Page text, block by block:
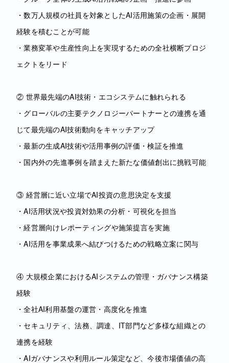
・数万人規模の社員を対象としたAI活用施策の企画・展開
経験を積むことが可能
・業務変革や生産性向上を実現するための全社横断プロジ
ェクトをリード
② 世界最先端のAI技術・エコシステムに触れられる
・グローバルの主要テクノロジーパートナーとの連携を通
じて最先端のAI技術動向をキャッチアップ
・最新の生成AI技術や活用事例の評価・検証を推進
・国内外の先進事例を踏まえた新たな価値創出に挑戦可能
③ 経営層に近い立場でAI投資の意思決定を支援
・AI活用状況や投資対効果の分析・可視化を担当
・経営層向けレポーティングや施策提言を実施
・AI活用を事業成果へ結びつけるための戦略立案に関与
④ 大規模企業におけるAIシステムの管理・ガバナンス構築
経験
・全社AI利用基盤の運営・高度化を推進
・セキュリティ、法務、調達、IT部門など多様な組織との
連携を経験
・AIガバナンスや利用ルール策定など、今後市場価値の高